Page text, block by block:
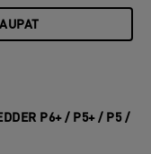
P6+ / P5+ / P5 /